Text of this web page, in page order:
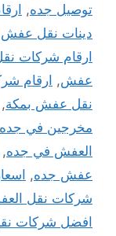
توصيل جده,
دينات نقل عفش
ارقام شركات
عفش, ارقام
نقل عفش بمكة,
مخرجين في جده
العفش في جده,
عفش جده,
شركات نقل
افضل شركات